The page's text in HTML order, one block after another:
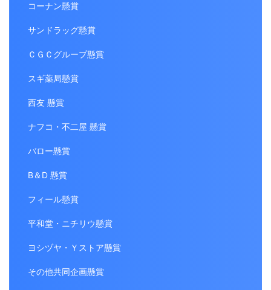
コーナン懸賞
サンドラッグ懸賞
ＣＧＣグループ懸賞
スギ薬局懸賞
西友 懸賞
ナフコ・不二屋 懸賞
バロー懸賞
B＆D 懸賞
フィール懸賞
平和堂・ニチリウ懸賞
ヨシヅヤ・Ｙストア懸賞
その他共同企画懸賞